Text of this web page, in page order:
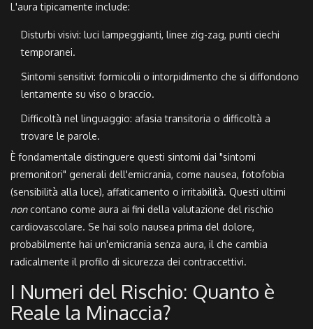
L'aura tipicamente include:
Disturbi visivi: luci lampeggianti, linee zig-zag, punti ciechi
temporanei.
Sintomi sensitivi: formicolii o intorpidimento che si diffondono
lentamente su viso o braccio.
Difficoltà nel linguaggio: afasia transitoria o difficoltà a
trovare le parole.
È fondamentale distinguere questi sintomi dai "sintomi
premonitori" generali dell'emicrania, come nausea, fotofobia
(sensibilità alla luce), affaticamento o irritabilità. Questi ultimi
noncontano come aura ai fini della valutazione del rischio
cardiovascolare. Se hai solo nausea prima del dolore,
probabilmente hai un'emicrania senza aura, il che cambia
radicalmente il profilo di sicurezza dei contraccettivi.
I Numeri del Rischio: Quanto è
Reale la Minaccia?